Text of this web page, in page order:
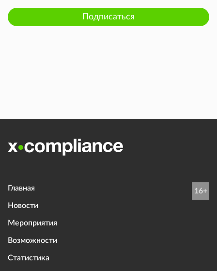
Подписаться
Главная
Новости
Мероприятия
Возможности
Статистика
16+